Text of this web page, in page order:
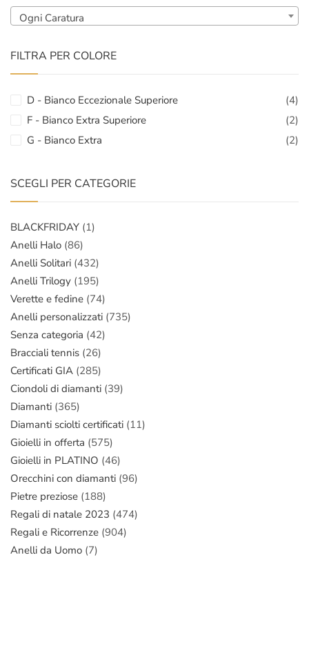
Ogni Caratura
FILTRA PER COLORE
D - Bianco Eccezionale Superiore
(4)
F - Bianco Extra Superiore
(2)
G - Bianco Extra
(2)
SCEGLI PER CATEGORIE
BLACKFRIDAY (1)
Anelli Halo (86)
Anelli Solitari (432)
Anelli Trilogy (195)
Verette e fedine (74)
Anelli personalizzati (735)
Senza categoria (42)
Bracciali tennis (26)
Certificati GIA (285)
Ciondoli di diamanti (39)
Diamanti (365)
Diamanti sciolti certificati (11)
Gioielli in offerta (575)
Gioielli in PLATINO (46)
Orecchini con diamanti (96)
Pietre preziose (188)
Regali di natale 2023 (474)
Regali e Ricorrenze (904)
Anelli da Uomo (7)